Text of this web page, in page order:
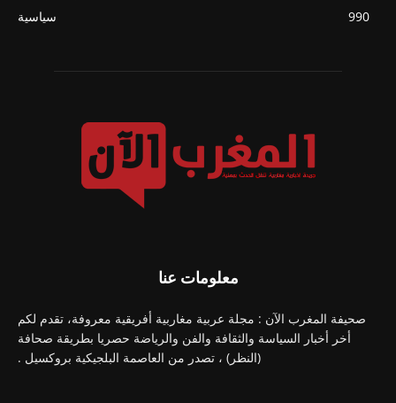
سياسية
990
معلومات عنا
صحيفة المغرب الآن : مجلة عربية مغاربية أفريقية معروفة، تقدم لكم
أخر أخبار السياسة والثقافة والفن والرياضة حصريا بطريقة صحافة
(النظر) ، تصدر من العاصمة البلجيكية بروكسيل .